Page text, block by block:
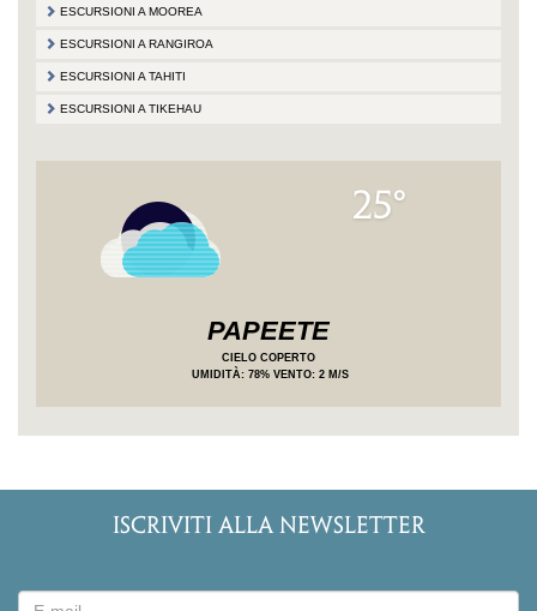
ESCURSIONI A MOOREA
ESCURSIONI A RANGIROA
ESCURSIONI A TAHITI
ESCURSIONI A TIKEHAU
25°
PAPEETE
CIELO COPERTO
UMIDITÀ: 78% VENTO: 2 M/S
ISCRIVITI ALLA NEWSLETTER